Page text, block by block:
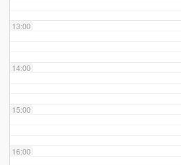
13:00
14:00
15:00
16:00